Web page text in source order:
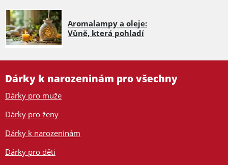
Aromalampy a oleje:
Vůně, která pohladí
Dárky k narozeninám pro všechny
Dárky pro muže
Dárky pro ženy
Dárky k narozeninám
Dárky pro děti